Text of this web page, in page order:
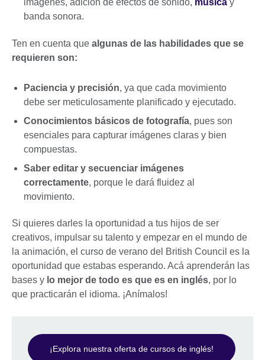
imágenes, adición de efectos de sonido, música y
banda sonora.
Ten en cuenta que algunas de las habilidades que se
requieren son:
Paciencia y precisión, ya que cada movimiento
debe ser meticulosamente planificado y ejecutado.
Conocimientos básicos de fotografía, pues son
esenciales para capturar imágenes claras y bien
compuestas.
Saber editar y secuenciar imágenes
correctamente, porque le dará fluidez al
movimiento.
Si quieres darles la oportunidad a tus hijos de ser
creativos, impulsar su talento y empezar en el mundo de
la animación, el curso de verano del British Council es la
oportunidad que estabas esperando. Acá aprenderán las
bases y lo mejor de todo es que es en inglés, por lo
que practicarán el idioma. ¡Anímalos!
¡Explora nuestra oferta de cursos de inglés!